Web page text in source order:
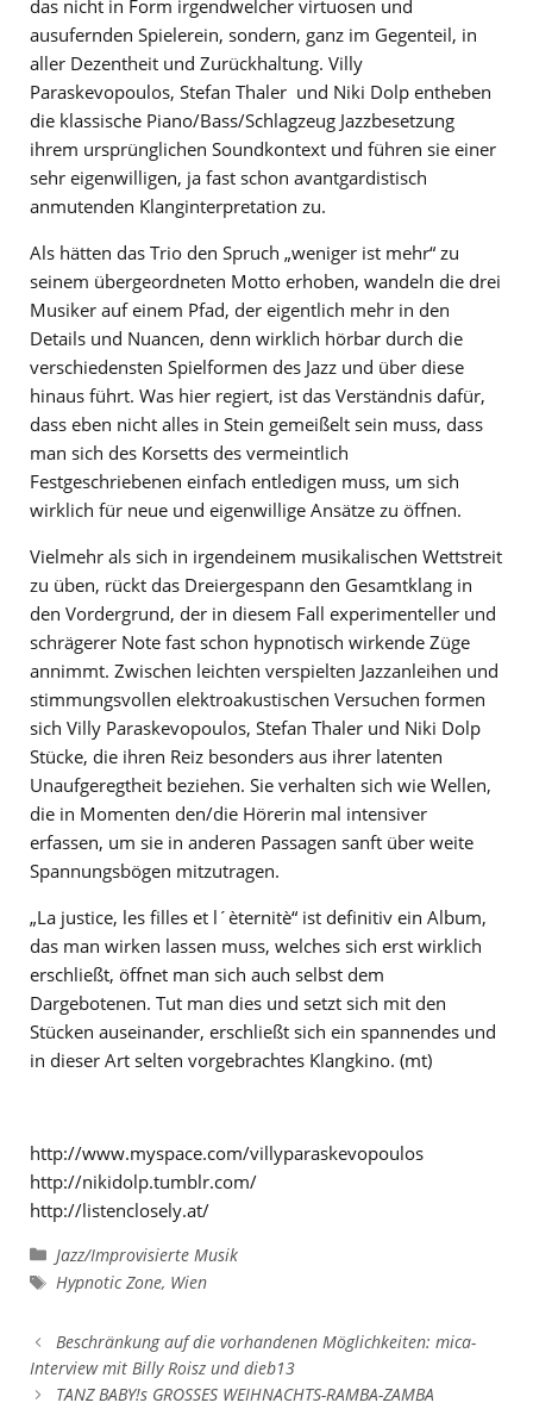
das nicht in Form irgendwelcher virtuosen und
ausufernden Spielerein, sondern, ganz im Gegenteil, in
aller Dezentheit und Zurückhaltung. Villy
Paraskevopoulos, Stefan Thaler und Niki Dolp entheben
die klassische Piano/Bass/Schlagzeug Jazzbesetzung
ihrem ursprünglichen Soundkontext und führen sie einer
sehr eigenwilligen, ja fast schon avantgardistisch
anmutenden Klanginterpretation zu.
Als hätten das Trio den Spruch „weniger ist mehr“ zu
seinem übergeordneten Motto erhoben, wandeln die drei
Musiker auf einem Pfad, der eigentlich mehr in den
Details und Nuancen, denn wirklich hörbar durch die
verschiedensten Spielformen des Jazz und über diese
hinaus führt. Was hier regiert, ist das Verständnis dafür,
dass eben nicht alles in Stein gemeißelt sein muss, dass
man sich des Korsetts des vermeintlich
Festgeschriebenen einfach entledigen muss, um sich
wirklich für neue und eigenwillige Ansätze zu öffnen.
Vielmehr als sich in irgendeinem musikalischen Wettstreit
zu üben, rückt das Dreiergespann den Gesamtklang in
den Vordergrund, der in diesem Fall experimenteller und
schrägerer Note fast schon hypnotisch wirkende Züge
annimmt. Zwischen leichten verspielten Jazzanleihen und
stimmungsvollen elektroakustischen Versuchen formen
sich Villy Paraskevopoulos, Stefan Thaler und Niki Dolp
Stücke, die ihren Reiz besonders aus ihrer latenten
Unaufgeregtheit beziehen. Sie verhalten sich wie Wellen,
die in Momenten den/die Hörerin mal intensiver
erfassen, um sie in anderen Passagen sanft über weite
Spannungsbögen mitzutragen.
„La justice, les filles et l´èternitè“ ist definitiv ein Album,
das man wirken lassen muss, welches sich erst wirklich
erschließt, öffnet man sich auch selbst dem
Dargebotenen. Tut man dies und setzt sich mit den
Stücken auseinander, erschließt sich ein spannendes und
in dieser Art selten vorgebrachtes Klangkino. (mt)
http://www.myspace.com/villyparaskevopoulos
http://nikidolp.tumblr.com/
http://listenclosely.at/
Kategorien
Jazz/Improvisierte Musik
Schlagwörter
Hypnotic Zone, Wien
Beschränkung auf die vorhandenen Möglichkeiten: mica-
Interview mit Billy Roisz und dieb13
TANZ BABY!s GROSSES WEIHNACHTS-RAMBA-ZAMBA